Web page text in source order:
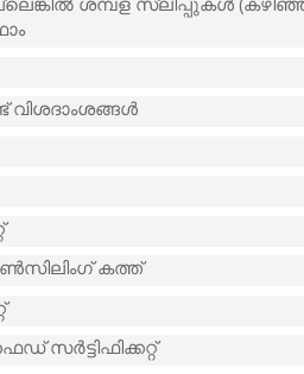
വിശദാംശങ്ങൾ
കത്ത്